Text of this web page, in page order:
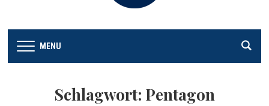
MENU
Schlagwort: Pentagon